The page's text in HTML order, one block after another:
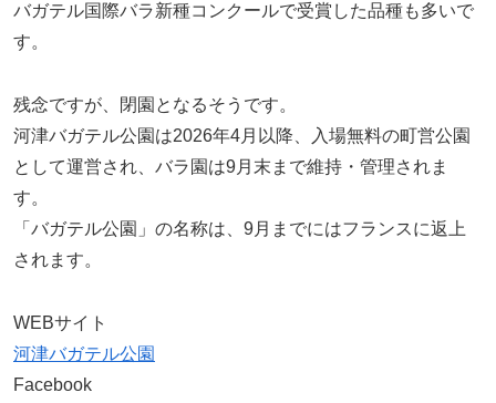
バガテル国際バラ新種コンクールで受賞した品種も多いで
す。
残念ですが、閉園となるそうです。
河津バガテル公園は2026年4月以降、入場無料の町営公園
として運営され、バラ園は9月末まで維持・管理されま
す。
「バガテル公園」の名称は、9月までにはフランスに返上
されます。
WEBサイト
河津バガテル公園
Facebook